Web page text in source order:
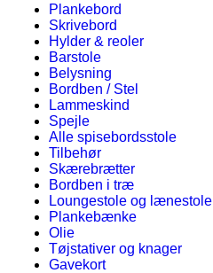
Plankebord
Skrivebord
Hylder & reoler
Barstole
Belysning
Bordben / Stel
Lammeskind
Spejle
Alle spisebordsstole
Tilbehør
Skærebrætter
Bordben i træ
Loungestole og lænestole
Plankebænke
Olie
Tøjstativer og knager
Gavekort